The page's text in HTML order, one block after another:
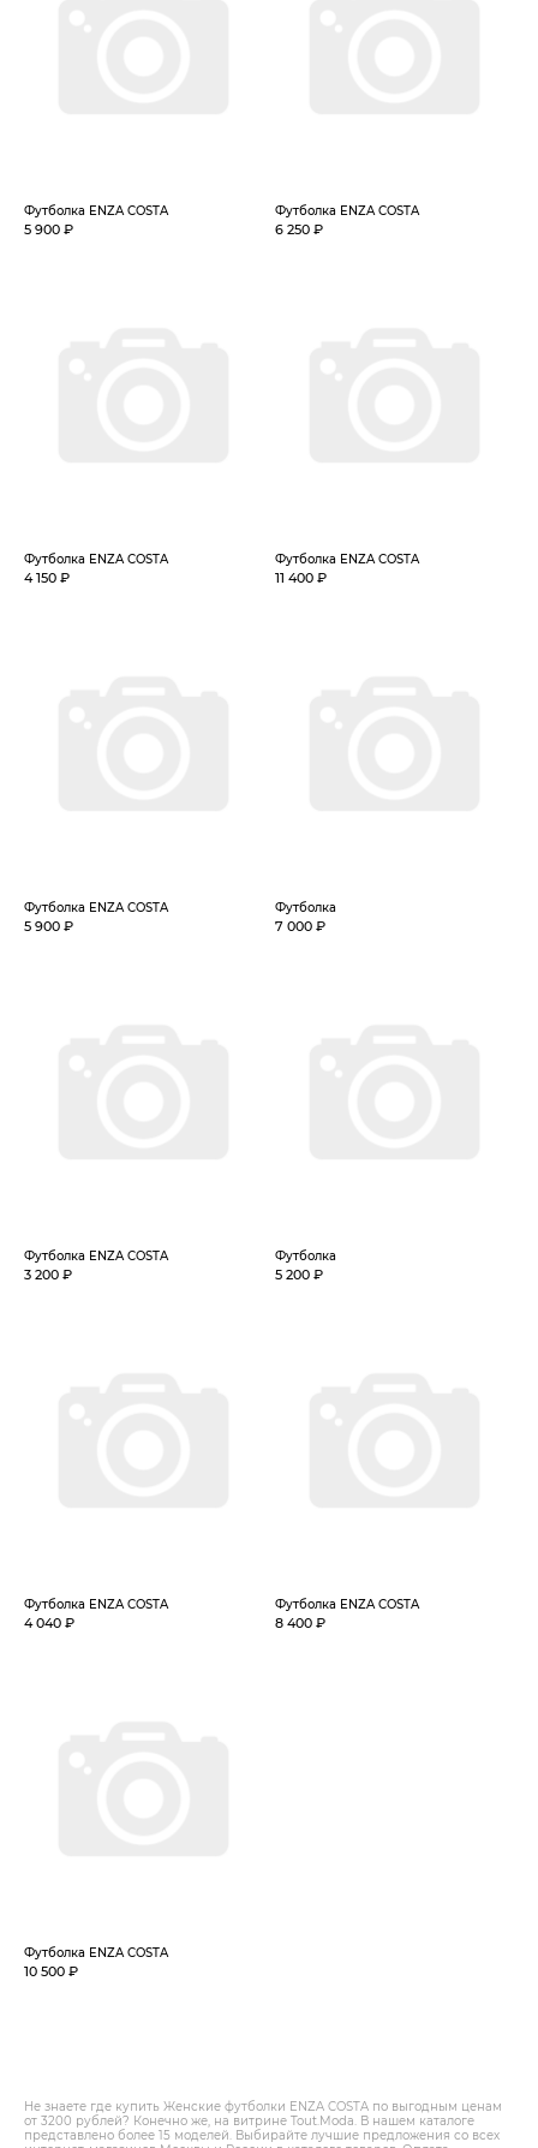
Футболка ENZA COSTA
5 900 ₽
Футболка ENZA COSTA
6 250 ₽
Футболка ENZA COSTA
4 150 ₽
Футболка ENZA COSTA
11 400 ₽
Футболка ENZA COSTA
5 900 ₽
Футболка
7 000 ₽
Футболка ENZA COSTA
3 200 ₽
Футболка
5 200 ₽
Футболка ENZA COSTA
4 040 ₽
Футболка ENZA COSTA
8 400 ₽
Футболка ENZA COSTA
10 500 ₽
Не знаете где купить Женские футболки ENZA COSTA по выгодным ценам
от 3200 рублей? Конечно же, на витрине Tout.Modа. В нашем каталоге
представлено более 15 моделей. Выбирайте лучшие предложения со всех